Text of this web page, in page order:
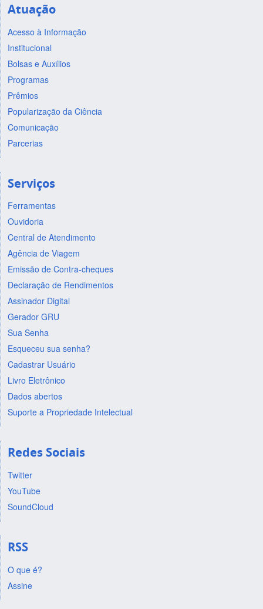
Atuação
Acesso à Informação
Institucional
Bolsas e Auxílios
Programas
Prêmios
Popularização da Ciência
Comunicação
Parcerias
Serviços
Ferramentas
Ouvidoria
Central de Atendimento
Agência de Viagem
Emissão de Contra-cheques
Declaração de Rendimentos
Assinador Digital
Gerador GRU
Sua Senha
Esqueceu sua senha?
Cadastrar Usuário
Livro Eletrônico
Dados abertos
Suporte a Propriedade Intelectual
Redes Sociais
Twitter
YouTube
SoundCloud
RSS
O que é?
Assine